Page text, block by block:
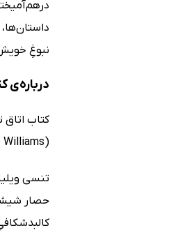
نبوغِ
درباره‌ی
(Tennessee Williams). در داستان‌های این مجموعه، حقیقت محض و خیال شاعرانه به باریکیِ یک تار مو از هم فاصله دارند.
تنسی
حصار